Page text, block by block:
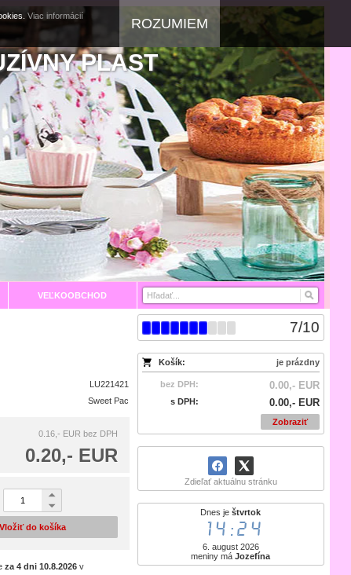
PLAST
VEĽKOOBCHOD
7/10
Košík: je prázdny
bez DPH: 0.00,- EUR
s DPH: 0.00,- EUR
Zobraziť
Zdieľať aktuálnu stránku
Dnes ještvrtok
14:24
6. august 2026
meniny máJozefína
LU221421
Sweet Pac
0.16,- EUR bez DPH
0.20,- EUR
Vložiť do košíka
za 4 dni 10.8.2026v
Viac informácií
ROZUMIEM